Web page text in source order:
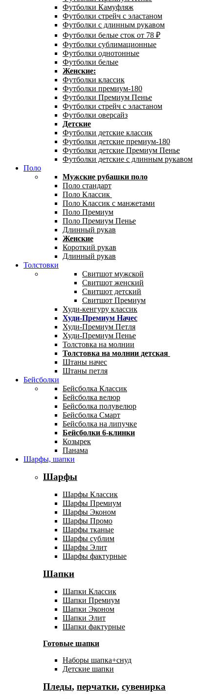
Футболки Камуфляж
Футболки стрейч с эластаном
Футболки с длинным рукавом
Футболки белые сток от 78 ₽
Футболки сублимационные
Футболки однотонные
Футболки белые
Женские:
Футболки классик
Футболки премиум-180
Футболки Премиум Пенье
Футболки стрейч с эластаном
Футболки оверсайз
Детские
Футболки детские классик
Футболки детские премиум-180
Футболки детские Премиум Пенье
Футболки детские с длинным рукавом
Поло
Мужские рубашки поло
Поло стандарт
Поло Классик
Поло Классик с манжетами
Поло Премиум
Поло Премиум Пенье
Длинный рукав
Женские
Короткий рукав
Длинный рукав
Толстовки
Свитшот мужской
Свитшот женский
Свитшот детский
Свитшот Премиум
Худи-кенгуру классик
Худи-Премиум Начес
Худи-Премиум Петля
Худи-Премиум Пенье
Толстовка на молнии
Толстовка на молнии детская
Штаны начес
Штаны петля
Бейсболки
Бейсболка Классик
Бейсболка велюр
Бейсболка полувелюр
Бейсболка Смарт
Бейсболка на липучке
Бейсболки 6-клинки
Козырек
Панама
Шарфы, шапки
Шарфы
Шарфы Классик
Шарфы Премиум
Шарфы Эконом
Шарфы Промо
Шарфы тканые
Шарфы сублим
Шарфы Элит
Шарфы фактурные
Шапки
Шапки Классик
Шапки Премиум
Шапки Эконом
Шапки Элит
Шапки фактурные
Готовые шапки
Наборы шапка+снуд
Детские шапки
Пледы, перчатки, сувенирка